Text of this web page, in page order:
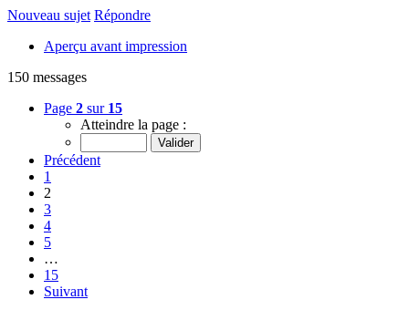
Nouveau sujet Répondre
Aperçu avant impression
150 messages
Page 2 sur 15
Atteindre la page :
Précédent
1
2
3
4
5
…
15
Suivant